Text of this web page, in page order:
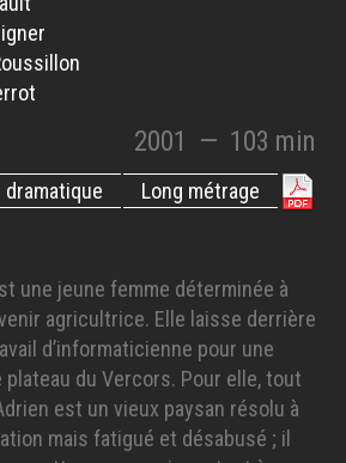
2001 — 103 min
Long métrage
dramatique
une jeune femme déterminée à
agricultrice. Elle laisse derrière
d’informaticienne pour une
du Vercors. Pour elle, tout
est un vieux paysan résolu à
mais fatigué et désabusé ; il